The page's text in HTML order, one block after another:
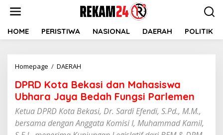
HOME PERISTIWA NASIONAL DAERAH POLITIK
Homepage / DAERAH
Bekasi
dan
Ubhara
Jaya
Bedah
DPRD Kota Bekasi dan Mahasiswa
Ubhara Jaya Bedah Fungsi Parlemen
Ketua DPRD Kota Bekasi, Dr. Sardi Efendi, S.Pd., M.M.,
bersama dengan Anggata Komisi I, Muhammad Kamil,